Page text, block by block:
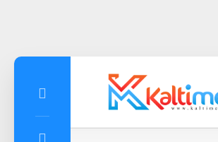
Skip